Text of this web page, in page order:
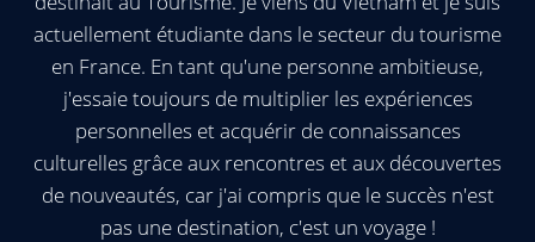
actuellement étudiante dans le secteur du tourisme
en France. En tant qu'une personne ambitieuse,
j'essaie toujours de multiplier les expériences
personnelles et acquérir de connaissances
culturelles grâce aux rencontres et aux découvertes
de nouveautés, car j'ai compris que le succès n'est
pas une destination, c'est un voyage !